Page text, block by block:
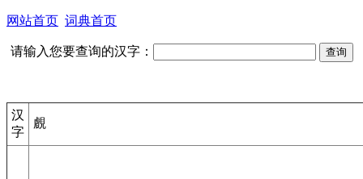
网站首页 词典首页
请输入您要查询的汉字：
汉
字
覻